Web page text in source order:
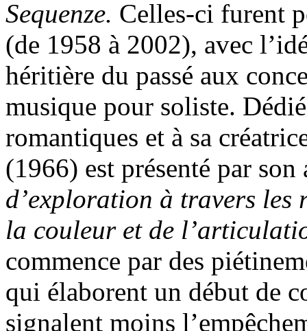
Sequenze. Celles-ci furent
(de 1958 à 2002), avec
héritière du passé aux
musique pour soliste.
romantiques et à sa
(1966) est présenté par
d’exploration à travers les
la couleur et de
commence par des
qui élaborent un début de
signalent moins